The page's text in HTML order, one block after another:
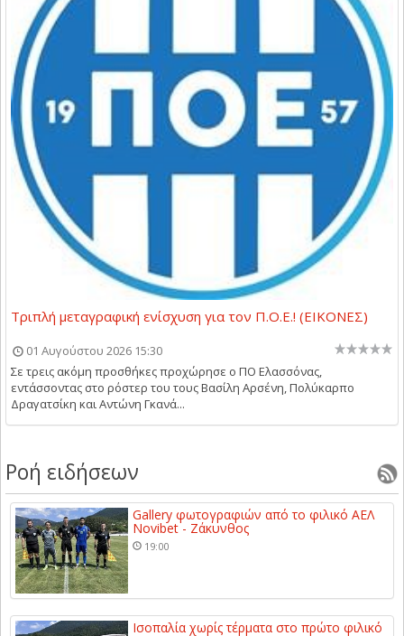
Τριπλή μεταγραφική ενίσχυση για τον Π.Ο.Ε.! (ΕΙΚΟΝΕΣ)
01 Αυγούστου 2026 15:30
Σε τρεις ακόμη προσθήκες προχώρησε ο ΠΟ Ελασσόνας,
εντάσσοντας στο ρόστερ του τους Βασίλη Αρσένη, Πολύκαρπο
Δραγατσίκη και Αντώνη Γκανά...
Ροή ειδήσεων
Gallery φωτογραφιών από το φιλικό ΑΕΛ
Novibet - Ζάκυνθος
19:00
Ισοπαλία χωρίς τέρματα στο πρώτο φιλικό